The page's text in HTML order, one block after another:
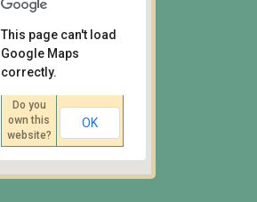
Ι. Πολυλά 6, Λάρισα
This page can't load
Google Maps
correctly.
Do you
own this
website?
OK